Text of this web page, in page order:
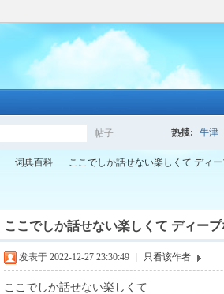
帖子
搜
索
热搜: 牛津
词典百科
›
ここでしか話せない楽しくて ディ
ここでしか話せない楽しくて ディー
发表于 2022-12-27 23:30:49 只看该作者
ここでしか話せない楽しくて